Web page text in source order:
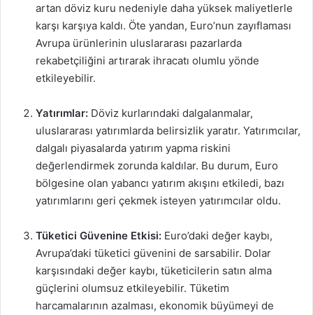
artan döviz kuru nedeniyle daha yüksek maliyetlerle
karşı karşıya kaldı. Öte yandan, Euro’nun zayıflaması
Avrupa ürünlerinin uluslararası pazarlarda
rekabetçiliğini artırarak ihracatı olumlu yönde
etkileyebilir.
Yatırımlar: Döviz kurlarındaki dalgalanmalar,
uluslararası yatırımlarda belirsizlik yaratır. Yatırımcılar,
dalgalı piyasalarda yatırım yapma riskini
değerlendirmek zorunda kaldılar. Bu durum, Euro
bölgesine olan yabancı yatırım akışını etkiledi, bazı
yatırımlarını geri çekmek isteyen yatırımcılar oldu.
Tüketici Güvenine Etkisi: Euro’daki değer kaybı,
Avrupa’daki tüketici güvenini de sarsabilir. Dolar
karşısındaki değer kaybı, tüketicilerin satın alma
güçlerini olumsuz etkileyebilir. Tüketim
harcamalarının azalması, ekonomik büyümeyi de